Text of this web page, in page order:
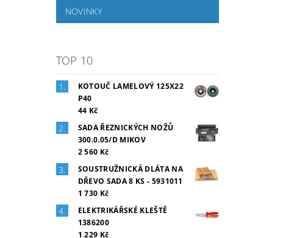
NOVINKY
TOP 10
KOTOUČ LAMELOVÝ 125X22
P40
44 Kč
SADA ŘEZNICKÝCH NOŽŮ
300.0.05/D MIKOV
2 560 Kč
SOUSTRUŽNICKÁ DLÁTA NA
DŘEVO SADA 8 KS - 5931011
1 730 Kč
ELEKTRIKÁŘSKÉ KLEŠTĚ
1386200
1 229 Kč